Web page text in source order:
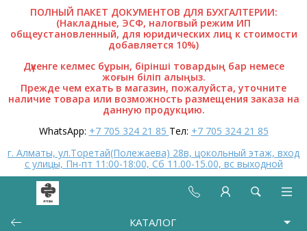
ПОЛНЫЙ ПАКЕТ ДОКУМЕНТОВ ДЛЯ БУХГАЛТЕРИИ:
(Накладные, ЭСФ, налогвый режим ИП
общеустановленный, для юридических лиц к стоимости
добавляется 10%)
Дүкенге келмес бұрын, бірінші товардың бар немесе
жоғын біліп алыңыз.
Прежде чем ехать в магазин, пожалуйста, уточните
наличие товара или возможность размещения заказа на
данную продукцию.
WhatsApp: +7 705 324 21 85 Тел: +7 705 324 21 85
г. Алматы, ул.Торетай(Полежаева) 28в, цокольный этаж, вход
с улицы, Пн-пт 11:00-18:00, Сб 11.00-15.00, вс выходной
КАТАЛОГ